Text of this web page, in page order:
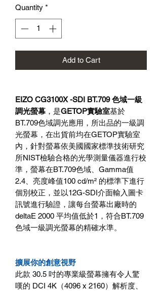
Quantity *
Add to Cart
EIZO CG3100X -SDI BT.709 色域一級
調光螢幕 ，是GETOP實驗室基於
BT.709色域調光應用，所出品的一級調
光螢幕，在出貨前均在GETOP實驗室
內，針對螢幕依美國國家標準技術研究
所NIST檢驗合格的光學測量儀器進行校
準，螢幕在BT.709色域、Gamma值
2.4、亮度峰值100 cd/m² 的標準下進行
個別校正，並以12G-SDI介面輸入圖卡
訊號進行驗證，讓每台螢幕出廠時的
deltaE 2000 平均值低於1，符合BT.709
色域一級調光螢幕的精確水準。
擴展你的創意視野
此款 30.5 吋的專業級螢幕擁有令人驚
嘆的 DCI 4K （4096 x 2160）解析度、